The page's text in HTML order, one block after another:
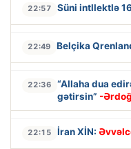
22:57 Süni intllektlə
22:49 Belçika
22:36
“Allaha dua
gətirsin” -
22:15 İran XİN: